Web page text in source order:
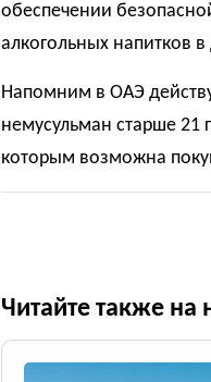
обеспечении
алкогольных напитков
Напомним в ОАЭ
немусульман старше 21
которым возможна
Читайте также на